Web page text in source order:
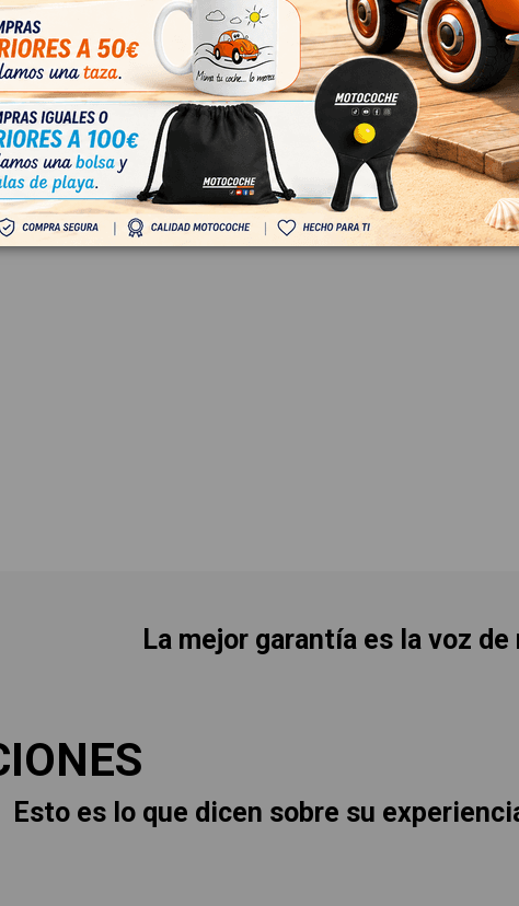
La mejor garantía es la voz
Esto es lo que dicen sobre su